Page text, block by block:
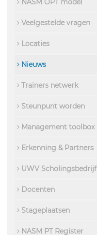
NASM OPT model
Veelgestelde vragen
Locaties
Nieuws
Trainers netwerk
Steunpunt worden
Management toolbox
Erkenning & Partners
UWV Scholingsbedrijf
Docenten
Stageplaatsen
NASM PT Register